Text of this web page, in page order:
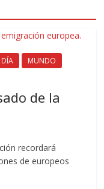
DÍA
MUNDO
de la
recordará
de europeos